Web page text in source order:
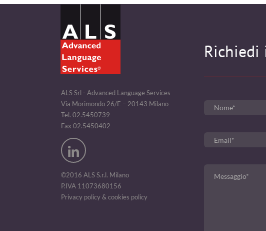
ALS Srl - Advanced Language Services
Via Morimondo 26/E – 20143 Milano
Tel. 02.5450739
Fax 02.5450402
©2016 ALS S.r.l. Milano
P.IVA 11073680156
Privacy policy & cookies policy
Richiedi